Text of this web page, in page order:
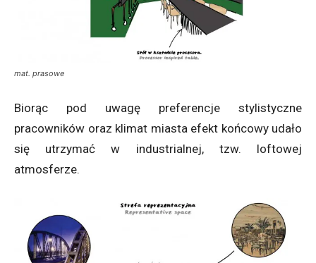
mat. prasowe
Biorąc pod uwagę preferencje stylistyczne
pracowników oraz klimat miasta efekt końcowy udało
się utrzymać w industrialnej, tzw. loftowej
atmosferze.